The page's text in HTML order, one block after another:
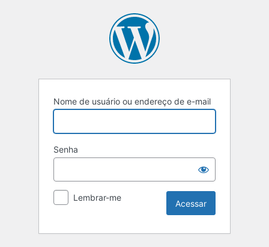
Nome de usuário ou endereço de e-mail
Senha
Lembrar-me